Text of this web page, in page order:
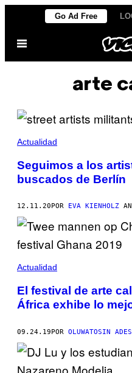
contenido
Go Ad Free
Abrir
arte
Actualidad
Seguimos a los
buscados de Berlín
12.11.20 POR EVA KIENHOLZ
Actualidad
El festival de arte
África exhibe lo
09.24.19POR OLUWATOSIN